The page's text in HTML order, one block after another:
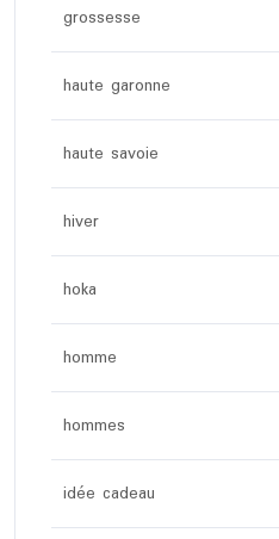
grossesse
haute garonne
haute savoie
hiver
hoka
homme
hommes
idée cadeau